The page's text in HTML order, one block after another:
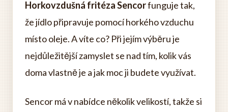
Horkovzdušná fritéza Sencorfunguje tak,
že jídlo připravuje pomocí horkého vzduchu
místo oleje. A víte co? Při jejím výběru je
nejdůležitější zamyslet se nad tím, kolik vás
doma vlastně je a jak moc ji budete využívat.
Sencor má v nabídce několik velikostí, takže si